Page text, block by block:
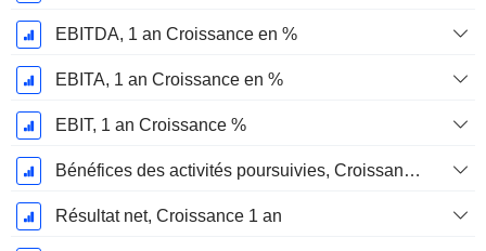
EBITDA, 1 an Croissance en %
EBITA, 1 an Croissance en %
EBIT, 1 an Croissance %
Bénéfices des activités poursuivies, Croissance 1 an
Résultat net, Croissance 1 an